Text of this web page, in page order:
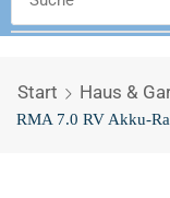
Start Haus &
RMA 7.0 RV Akku-